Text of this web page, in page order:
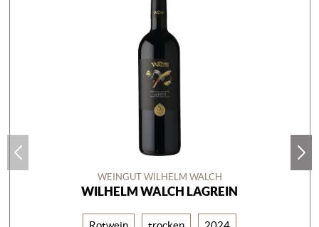
WEINGUT WILHELM WALCH
WILHELM WALCH LAGREIN